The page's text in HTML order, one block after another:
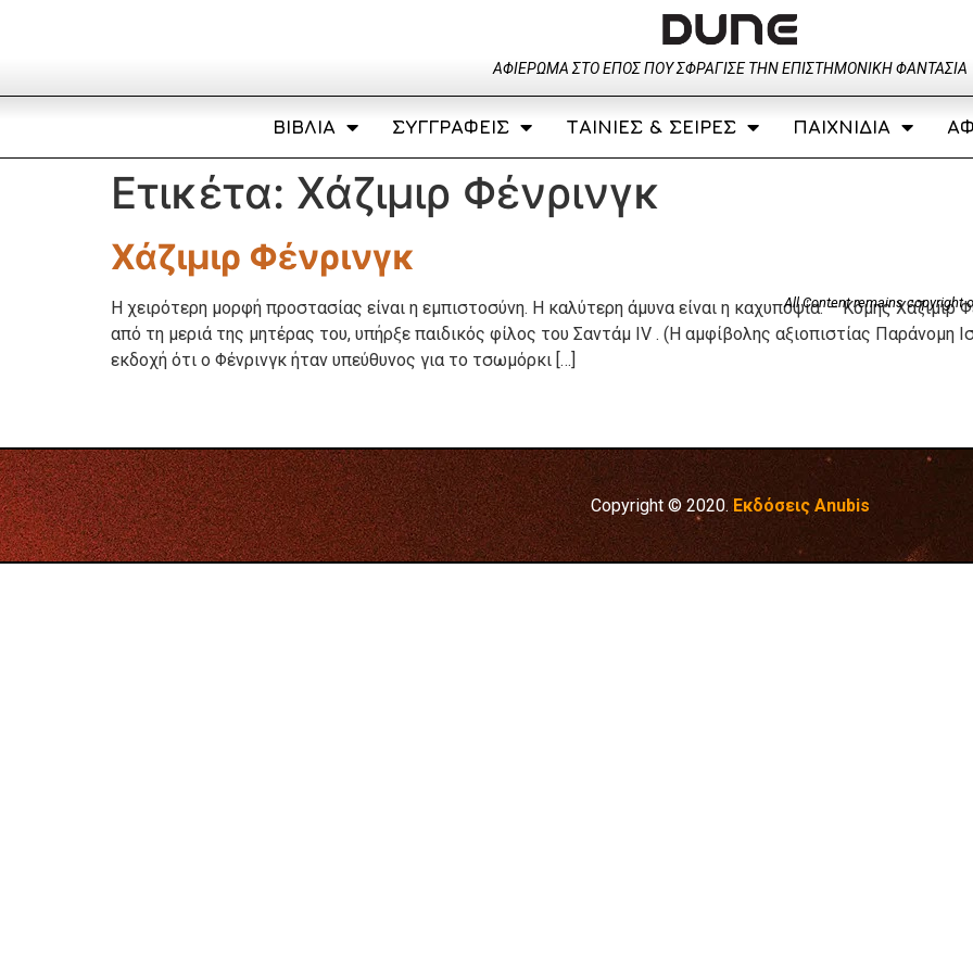
ΑΦΙΈΡΩΜΑ ΣΤΟ ΈΠΟΣ ΠΟΥ ΣΦΡΆΓΙΣΕ ΤΗΝ ΕΠΙΣΤΗΜΟΝΙΚΉ ΦΑΝΤΑΣΊΑ
ΒΙΒΛΊΑ ΣΥΓΓΡΑΦΕΊΣ ΤΑΙΝΊΕΣ & ΣΕΙΡΈΣ ΠΑΙΧΝΊΔΙΑ
Ετικέτα: Χάζιμιρ Φένρινγκ
Χάζιμιρ Φένρινγκ
Η χειρότερη μορφή προστασίας είναι η εμπιστοσύνη. Η καλύτερη άμυνα είναι η καχυποψία. – Κόμης
από τη μεριά της μητέρας του, υπήρξε παιδικός φίλος του Σαντάμ IV . (Η αμφίβολης αξιοπιστίας Παράνομη
εκδοχή ότι ο Φένρινγκ ήταν υπεύθυνος για το τσωμόρκι […]
All Content remains copyright
Copyright © 2020. Εκδόσεις Anubis